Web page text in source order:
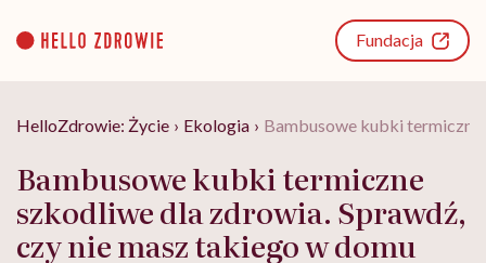
content
Fundacja
HelloZdrowie: Życie › Ekologia › Bambusowe kubki termiczne
Bambusowe kubki termiczne
szkodliwe dla zdrowia. Sprawdź,
czy nie masz takiego w domu